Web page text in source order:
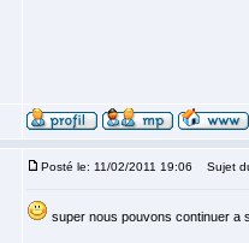
Posté le: 11/02/2011 19:06 Sujet
super nous pouvons continuer a